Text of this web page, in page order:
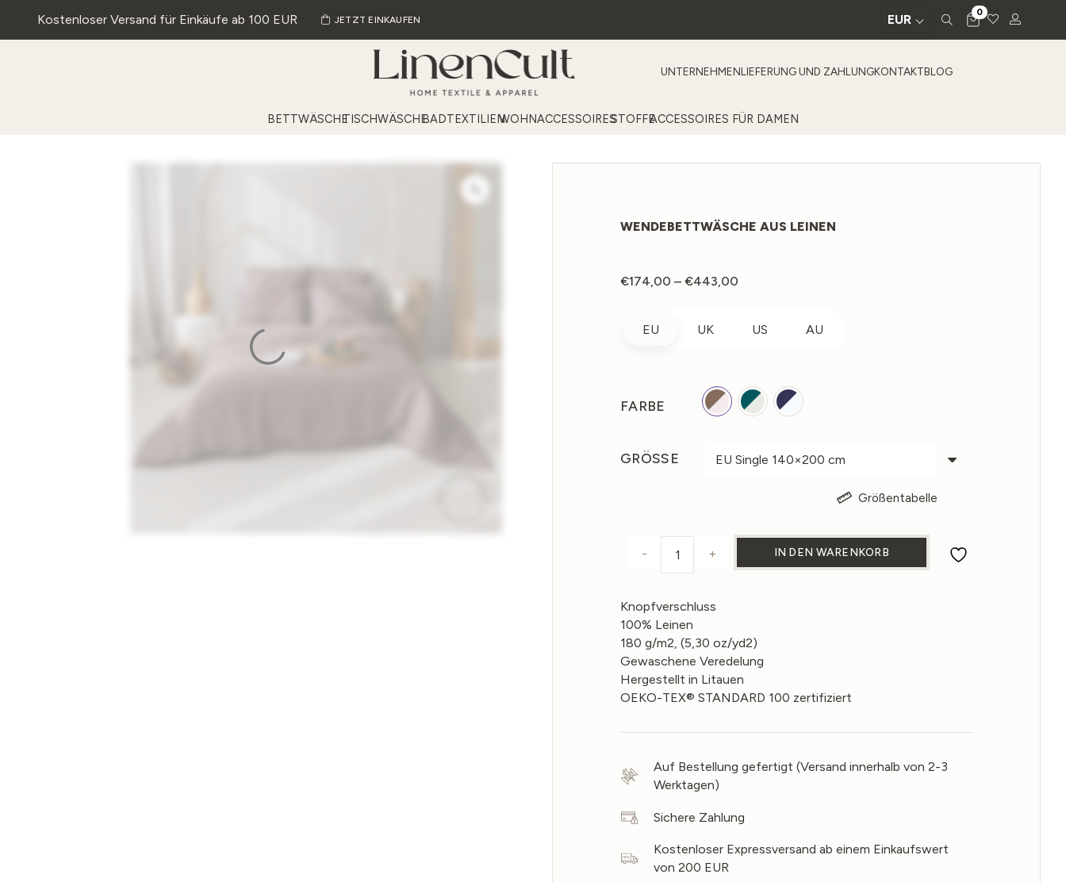
Kostenloser Versand für Einkäufe ab 100 EUR JETZT EINKAUFEN EUR 0
UNTERNEHMENLIEFERUNG UND ZAHLUNGKONTAKTBLOG
BETTWÄSCHETISCHWÄSCHEBADTEXTILIENWOHNACCESSOIRESSTOFFEACCESSOIRES FÜR DAMEN
WENDEBETTWÄSCHE AUS LEINEN - Kakao-Blassrosa
€174,00 –€443,00
€443,00
EU UK US AU
FARBE
GRÖSSE
Größentabelle
WENDEBETTWÄSCHE AUS LEINEN Menge
- + IN DEN WARENKORB
Knopfverschluss
100% Leinen
180 g/m2, (5,30 oz/yd2)
Gewaschene Veredelung
Hergestellt in Litauen
OEKO-TEX® STANDARD 100 zertifiziert
Auf Bestellung gefertigt (Versand innerhalb von 2-3
Werktagen)
Sichere Zahlung
Kostenloser Expressversand ab einem Einkaufswert
von 200 EUR